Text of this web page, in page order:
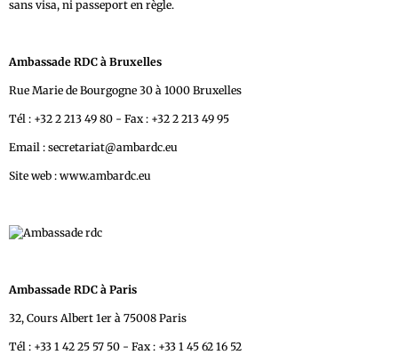
sans visa, ni passeport en règle.
Ambassade RDC à Bruxelles
Rue Marie de Bourgogne 30 à 1000 Bruxelles
Tél : +32 2 213 49 80 - Fax : +32 2 213 49 95
Email : secretariat@ambardc.eu
Site web : www.ambardc.eu
Ambassade RDC à Paris
32, Cours Albert 1er à 75008 Paris
Tél : +33 1 42 25 57 50 - Fax : +33 1 45 62 16 52